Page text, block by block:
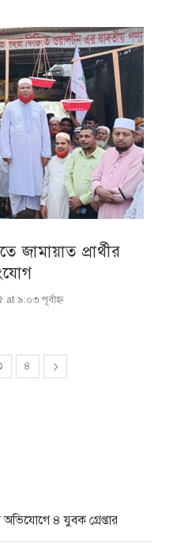
জামায়াত প্রার্থীর
৯:০৩ পূর্বাহ্ণ
৪
৪ যুবক গ্রেপ্তার